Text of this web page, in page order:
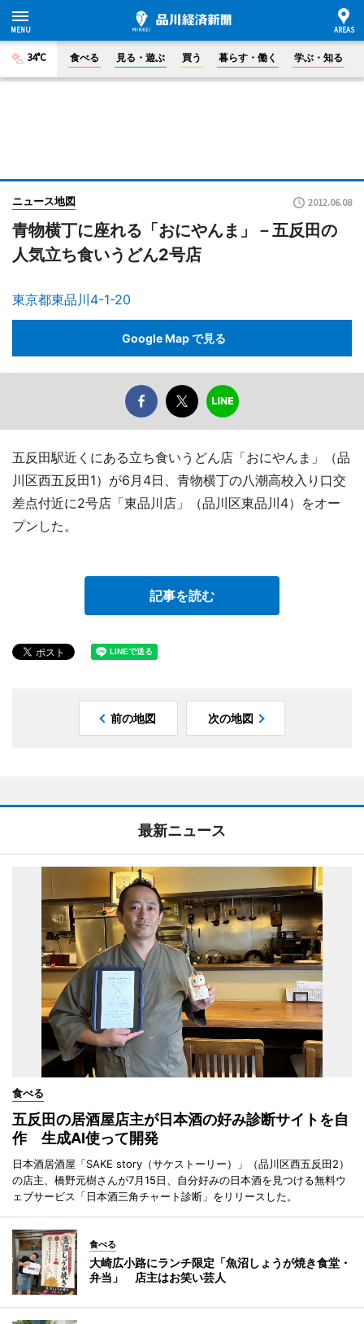
34°C 食べる 見る・遊ぶ 買う 暮らす・働く 学ぶ・知る
ニュース地図 2012.06.08
青物横丁に座れる「おにやんま」－五反田の
人気立ち食いうどん2号店
東京都東品川4-1-20
Google Map で見る
五反田駅近くにある立ち食いうどん店「おにやんま」（品
川区西五反田1）が6月4日、青物横丁の八潮高校入り口交
差点付近に2号店「東品川店」（品川区東品川4）をオー
プンした。
記事を読む
前の地図 次の地図
最新ニュース
食べる
五反田の居酒屋店主が日本酒の好み診断サイトを自
作 生成AI使って開発
日本酒居酒屋「SAKE story（サケストーリー）」（品川区西五反田2）
の店主、橋野元樹さんが7月15日、自分好みの日本酒を見つける無料ウ
ェブサービス「日本酒三角チャート診断」をリリースした。
食べる
大崎広小路にランチ限定「魚沼しょうが焼き食堂・
弁当」 店主はお笑い芸人